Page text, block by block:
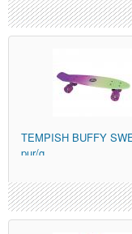
TEMPISH BUFFY
pur/g